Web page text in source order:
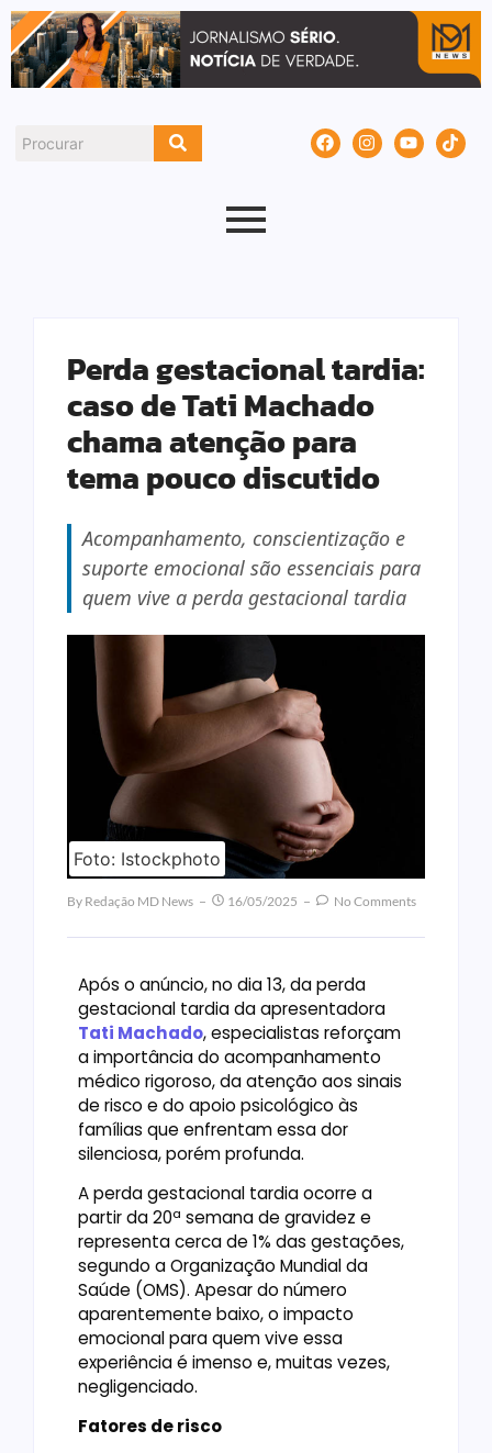
Perda gestacional tardia:
caso de Tati Machado
chama atenção para
tema pouco discutido
Acompanhamento, conscientização e
suporte emocional são essenciais para
quem vive a perda gestacional tardia
Foto: Istockphoto
By Redação MD News 16/05/2025 No Comments
Após o anúncio, no dia 13, da perda
gestacional tardia da apresentadora
Tati Machado, especialistas reforçam
a importância do acompanhamento
médico rigoroso, da atenção aos sinais
de risco e do apoio psicológico às
famílias que enfrentam essa dor
silenciosa, porém profunda.
A perda gestacional tardia ocorre a
partir da 20ª semana de gravidez e
representa cerca de 1% das gestações,
segundo a Organização Mundial da
Saúde (OMS). Apesar do número
aparentemente baixo, o impacto
emocional para quem vive essa
experiência é imenso e, muitas vezes,
negligenciado.
Fatores de risco